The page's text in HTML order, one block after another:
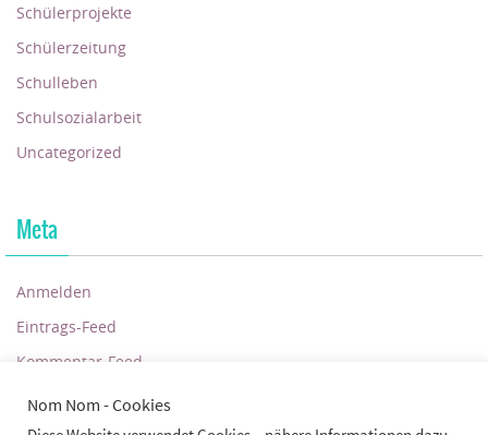
Schülerprojekte
Schülerzeitung
Schulleben
Schulsozialarbeit
Uncategorized
Meta
Anmelden
Eintrags-Feed
Kommentar-Feed
WordPress.org
Nom Nom - Cookies